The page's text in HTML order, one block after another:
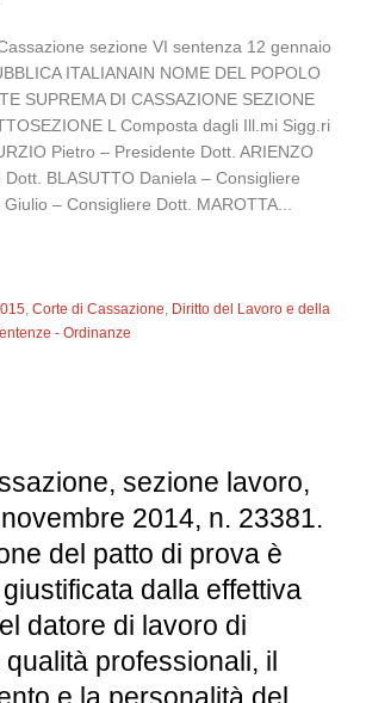
sezione VI sentenza 12 gennaio
ITALIANAIN NOME DEL POPOLO
SUPREMA DI CASSAZIONE SEZIONE
L Composta dagli Ill.mi Sigg.ri
Pietro – Presidente Dott. ARIENZO
BLASUTTO Daniela – Consigliere
– Consigliere Dott. MAROTTA...
,Corte di Cassazione, Diritto del Lavoro e della
- Ordinanze
sezione lavoro,
2014, n. 23381.
del patto di prova è
giustificata dalla effettiva
datore di lavoro di
professionali, il